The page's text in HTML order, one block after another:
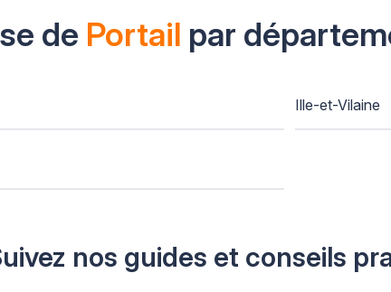
de Portail par
Ille-et-Vilaine
nos guides et conseils